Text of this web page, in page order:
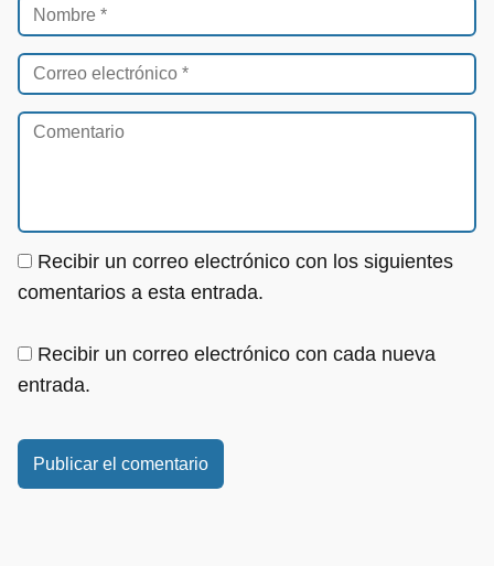
Recibir un correo electrónico con los siguientes
comentarios a esta entrada.
Recibir un correo electrónico con cada nueva
entrada.